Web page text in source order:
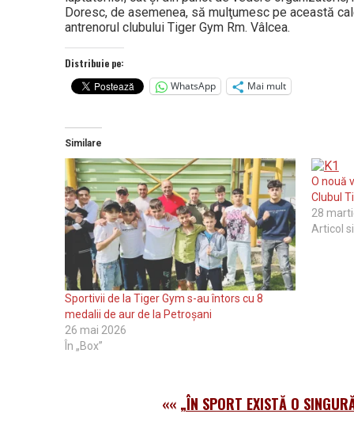
Doresc, de asemenea, să mulţumesc pe această
antrenorul clubului Tiger Gym Rm. Vâlcea.
Distribuie pe:
WhatsApp
Mai mult
Similare
Sportivii de la Tiger Gym s-au întors cu 8
medalii de aur de la Petroșani
26 mai 2026
În „Box”
O nouă
Clubul
28
Articol
«« „ÎN SPORT EXISTĂ O